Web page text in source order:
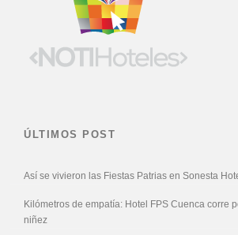
ÚLTIMOS POST
Así se vivieron las Fiestas Patrias en Sonesta
Kilómetros de empatía: Hotel FPS Cuenca corre
niñez